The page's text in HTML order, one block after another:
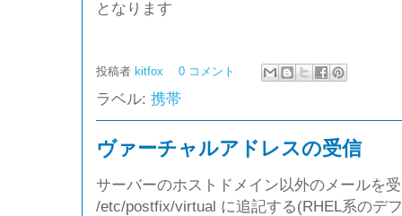
となります
投稿者 kitfox 0 コメント
ラベル: 携帯
ヴァーチャルアドレスの受信
サーバーのホストドメイン以外のメールを
/etc/postfix/virtual に追記する(RHEL系のデ